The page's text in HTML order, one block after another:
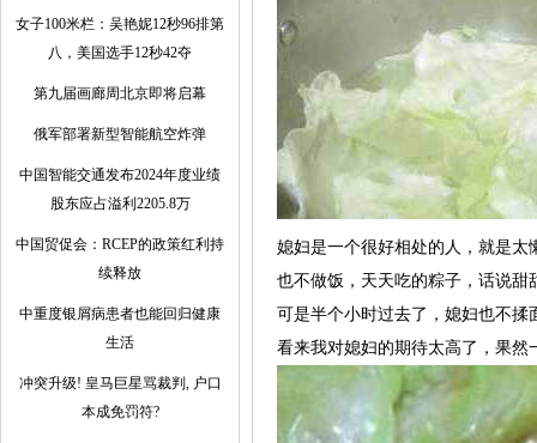
女子100米栏：吴艳妮12秒96排第
八，美国选手12秒42夺
第九届画廊周北京即将启幕
俄军部署新型智能航空炸弹
中国智能交通发布2024年度业绩
股东应占溢利2205.8万
中国贸促会：RCEP的政策红利持
续释放
中重度银屑病患者也能回归健康
生活
冲突升级! 皇马巨星骂裁判, 户口
本成免罚符?
媳妇是一个很好相处的人，就是
也不做饭，天天吃的粽子，话说
可是半个小时过去了，媳妇也不
看来我对媳妇的期待太高了，果